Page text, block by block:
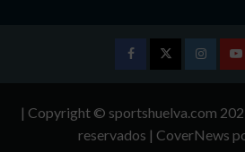
| Copyright © sportshuelva.com
reservados | CoverNews